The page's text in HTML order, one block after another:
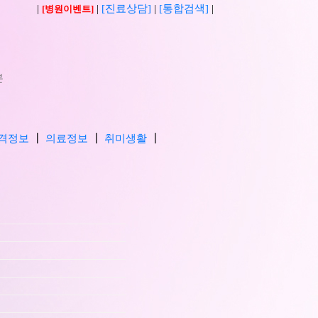
| [병원이벤트] | [진료상담] | [통합검색] |
정보 의료정보 취미생활